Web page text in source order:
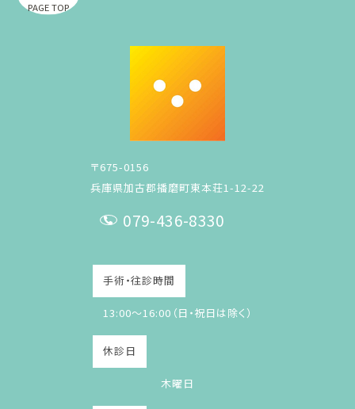
PAGE TOP
〒675-0156
兵庫県加古郡播磨町東本荘1-12-22
E
L
079-436-8330
手術・往診時間
13:00～16:00（日・祝日は除く）
休診日
木曜日